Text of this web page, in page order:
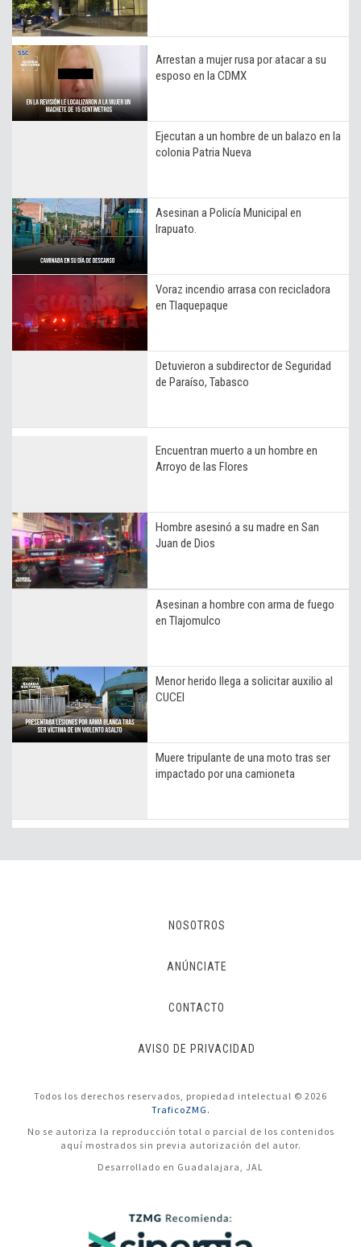
Arrestan a mujer rusa por atacar a su
esposo en la CDMX
Ejecutan a un hombre de un balazo en la
colonia Patria Nueva
Asesinan a Policía Municipal en
Irapuato.
Voraz incendio arrasa con recicladora
en Tlaquepaque
Detuvieron a subdirector de Seguridad
de Paraíso, Tabasco
Encuentran muerto a un hombre en
Arroyo de las Flores
Hombre asesinó a su madre en San
Juan de Dios
Asesinan a hombre con arma de fuego
en Tlajomulco
Menor herido llega a solicitar auxilio al
CUCEI
Muere tripulante de una moto tras ser
impactado por una camioneta
NOSOTROS
ANÚNCIATE
CONTACTO
AVISO DE PRIVACIDAD
Todos los derechos reservados, propiedad intelectual © 2026
TraficoZMG.
No se autoriza la reproducción total o parcial de los contenidos
aquí mostrados sin previa autorización del autor.
Desarrollado en Guadalajara, JAL